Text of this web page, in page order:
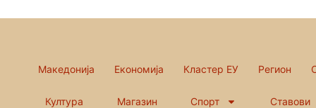
Македонија Економија Кластер ЕУ Регион
Култура Магазин Спорт Ставови